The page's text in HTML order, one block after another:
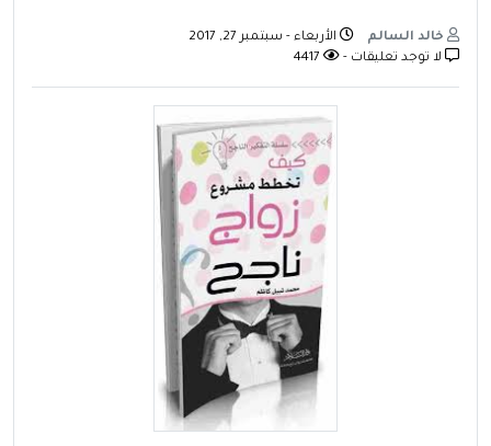
خالد السالم
الأربعاء - سبتمبر 27, 2017
لا توجد تعليقات -